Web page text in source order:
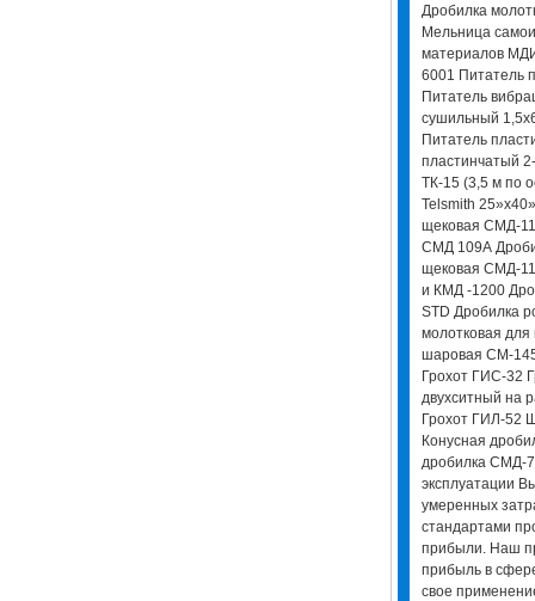
Дробилка
Мельница
материалов
6001 Питатель
Питатель
сушильный
Питатель
пластинчатый
ТК-15 (3,5 м по
Telsmith
щековая СМД-
СМД 109А
щековая СМД-
и КМД -1200
STD Дробилка
молотковая
шаровая СМ-
Грохот ГИС-32
двухситный на
Грохот ГИЛ-52
Конусная
дробилка СМД-
эксплуатации
умеренных
стандартами
прибыли. Наш
прибыль в
свое